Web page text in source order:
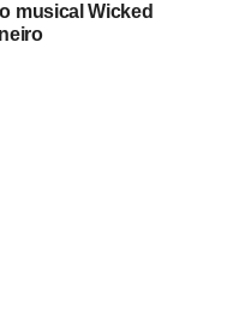
musical Wicked